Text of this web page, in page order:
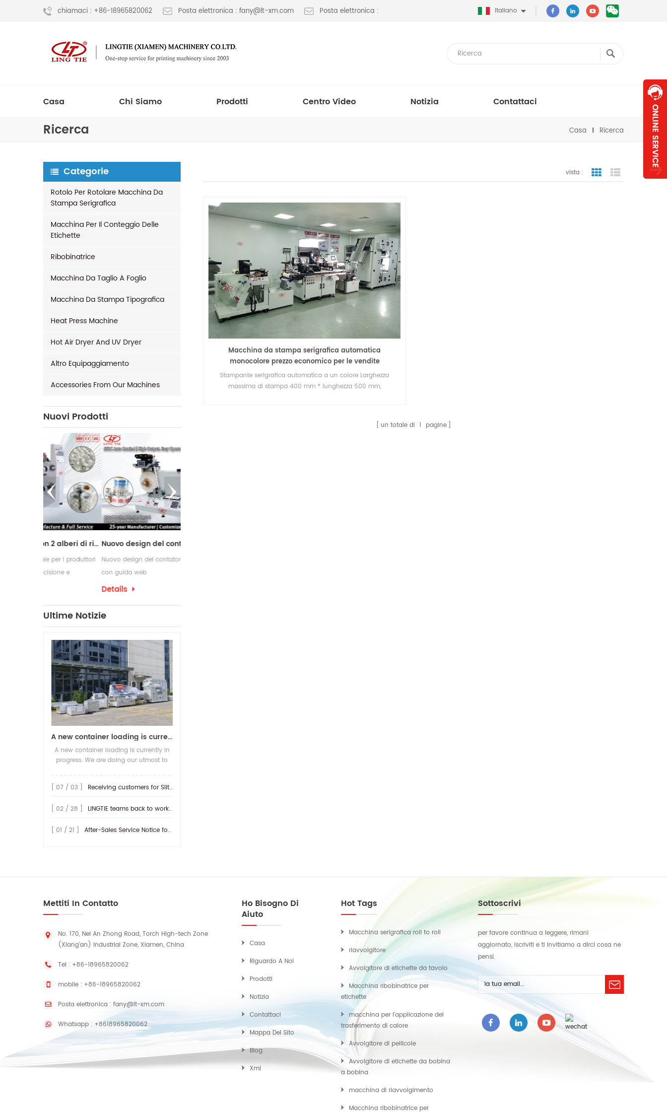
chiamaci : +86-18965820062 Posta elettronica : fany@lt-xm.com Posta elettronica : Italiano
Casa Chi Siamo Prodotti Centro Video Notizia Contattaci
Ricerca Casa Ricerca
Categorie
Rotolo Per Rotolare Macchina Da
Stampa Serigrafica
Macchina Per Il Conteggio Delle
Etichette
Ribobinatrice
Macchina Da Taglio A Foglio
Macchina Da Stampa Tipografica
Heat Press Machine
Hot Air Dryer And UV Dryer
Altro Equipaggiamento
Accessories From Our Machines
Nuovi Prodotti
Macchina da taglio con 2 alberi di riavvolgimento Nuovo design del contatore delle etichette con guida web
Nuovo design del contatore delle etichette
con guida web
Ultime Notizie
A new container loading is currently in progress.
A new container loading is currently in
progress. We are doing our utmost to
earliest possible time.
[ 07 / 03 ] Receiving customers for Slitting machine with differential Slip Shaft
[ 02 / 28 ] LINGTIE teams back to work at Feb.25th.
[ 01 / 21 ] After-Sales Service Notice for Turkey Region
vista : vista a griglia
Macchina da stampa serigrafica automatica
monocolore prezzo economico per le vendite
Stampante serigrafica automatica a un colore Larghezza
massima di stampa 400 mm * lunghezza 500 mm,
un totale di 1 pagine
Mettiti In Contatto
No. 170, Nei An Zhong Road, Torch High-tech Zone
(Xiang'an) Industrial Zone, Xiamen, China
Tel : +86-18965820062
mobile : +86-18965820062
Posta elettronica : fany@lt-xm.com
Whatsapp : +8618965820062
Ho Bisogno Di
Aiuto
Casa
Riguardo A Noi
Prodotti
Notizia
Contattaci
Mappa Del Sito
Blog
Xml
Hot Tags
Macchina serigrafica roll to roll
riavvolgitore
Avvolgitore di etichette da tavolo
Macchina ribobinatrice per
etichette
macchina per l'applicazione del
trasferimento di calore
Avvolgitore di pellicole
Avvolgitore di etichette da bobina
a bobina
macchina di riavvolgimento
Macchina ribobinatrice per
Sottoscrivi
per favore continua a leggere, rimani
aggiornato, iscriviti e ti invitiamo a dirci cosa ne
pensi.